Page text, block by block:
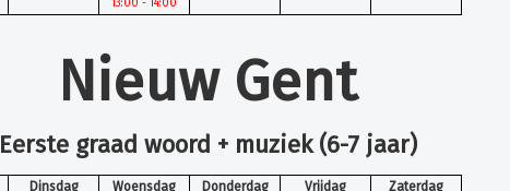
13:00 - 14:00
Nieuw Gent
Eerste graad woord + muziek (6-7 jaar)
Dinsdag Woensdag Donderdag Vrijdag Zaterdag